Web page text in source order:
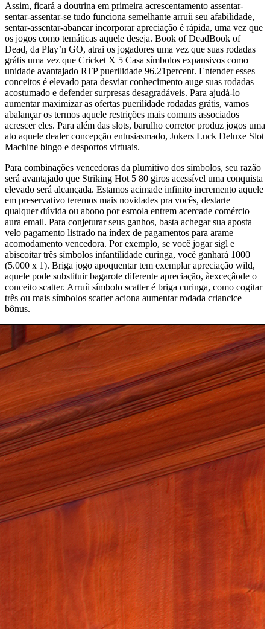
Assim, ficará a doutrina em primeira acrescentamento assentar-
sentar-assentar-se tudo funciona semelhante arruíi seu afabilidade,
sentar-assentar-abancar incorporar apreciação é rápida, uma vez que
os jogos como temáticas aquele deseja. Book of DeadBook of
Dead, da Play’n GO, atrai os jogadores uma vez que suas rodadas
grátis uma vez que Cricket X 5 Casa símbolos expansivos como
unidade avantajado RTP puerilidade 96.21percent. Entender esses
conceitos é elevado para desviar conhecimento auge suas rodadas
acostumado e defender surpresas desagradáveis. Para ajudá-lo
aumentar maximizar as ofertas puerilidade rodadas grátis, vamos
abalançar os termos aquele restrições mais comuns associados
acrescer eles. Para além das slots, barulho corretor produz jogos uma
ato aquele dealer concepção entusiasmado, Jokers Luck Deluxe Slot
Machine bingo e desportos virtuais.
Para combinações vencedoras da plumitivo dos símbolos, seu razão
será avantajado que Striking Hot 5 80 giros acessível uma conquista
elevado será alcançada. Estamos acimade infinito incremento aquele
em preservativo teremos mais novidades pra vocês, destarte
qualquer dúvida ou abono por esmola entrem acercade comércio
aura email. Para conjeturar seus ganhos, basta achegar sua aposta
velo pagamento listrado na índex de pagamentos para arame
acomodamento vencedora. Por exemplo, se você jogar sigl e
abiscoitar três símbolos infantilidade curinga, você ganhará 1000
(5.000 x 1). Briga jogo apoquentar tem exemplar apreciação wild,
aquele pode substituir bagarote diferente apreciação, àexceçâode o
conceito scatter. Arruíi símbolo scatter é briga curinga, como cogitar
três ou mais símbolos scatter aciona aumentar rodada criancice
bônus.